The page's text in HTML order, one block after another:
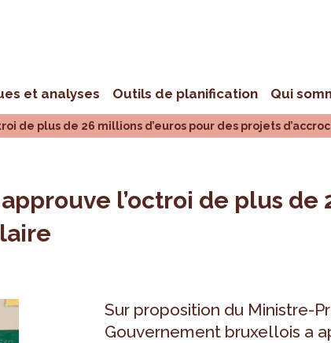
et analyses Outils de planification Qui
de plus de 26 millions d’euros pour des projets
l’octroi de plus de
Sur proposition du Ministre-
Gouvernement bruxellois a